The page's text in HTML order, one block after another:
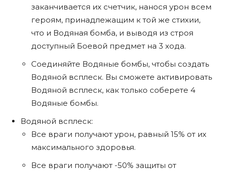
заканчивается их счетчик, нанося урон всем
героям, принадлежащим к той же стихии,
что и Водяная бомба, и выводя из строя
доступный Боевой предмет на 3 хода.
Соединяйте Водяные бомбы, чтобы создать
Водяной всплеск. Вы сможете активировать
Водяной всплеск, как только соберете 4
Водяные бомбы.
Водяной всплеск:
Все враги получают урон, равный 15% от их
максимального здоровья.
Все враги получают -50% защиты от